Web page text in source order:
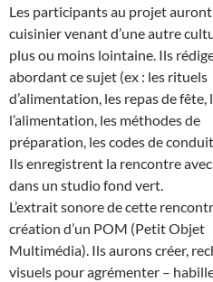
Les participants au projet
cuisinier venant d’une autre
plus ou moins lointaine. Ils
abordant ce sujet (ex : les rituels
d’alimentation, les repas de
l’alimentation, les méthodes de
préparation, les codes de
Ils enregistrent la rencontre
dans un studio fond vert.
L’extrait sonore de cette
création d’un POM (Petit Objet
Multimédia). Ils aurons créer,
visuels pour agrémenter –